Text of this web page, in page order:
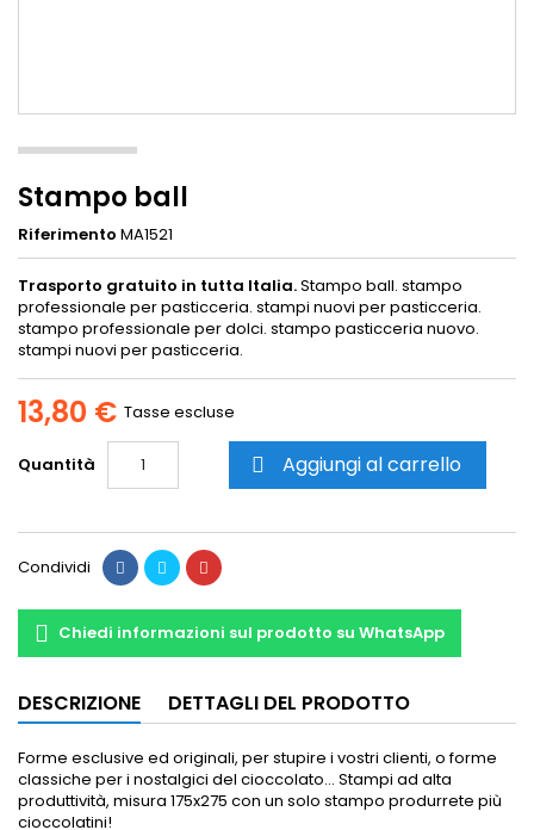
Stampo ball
Riferimento MA1521
Trasporto gratuito in tutta Italia.Stampo ball. stampo
professionale per pasticceria. stampi nuovi per pasticceria.
stampo professionale per dolci. stampo pasticceria nuovo.
stampi nuovi per pasticceria.
13,80 € Tasse escluse
Quantità  Aggiungi al carrello
Condividi
Chiedi informazioni sul prodotto su WhatsApp
DESCRIZIONE DETTAGLI DEL PRODOTTO
Forme esclusive ed originali, per stupire i vostri clienti, o forme
classiche per i nostalgici del cioccolato... Stampi ad alta
produttività, misura 175x275 con un solo stampo produrrete più
cioccolatini!